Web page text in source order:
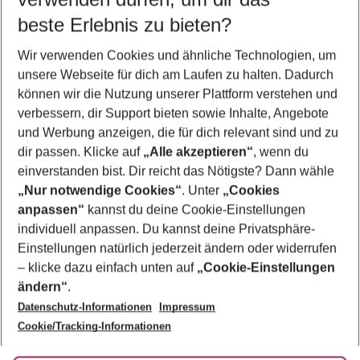
5-8 Nächte
2 Erwachsene Keine Kinder
Mehr Filter anzeigen
Footer
Footer navigation
Über uns
AGB
Bestpreisgarantie
Cookie-Einstellungen ändern
Cookie-Richtlinie
Agenturbetreuung
Barrierefreies Reisen
Folge uns
beste Erlebnis zu bieten?
Wir verwenden Cookies und ähnliche Technologien, um
unsere Webseite für dich am Laufen zu halten. Dadurch
können wir die Nutzung unserer Plattform verstehen und
verbessern, dir Support bieten sowie Inhalte, Angebote
und Werbung anzeigen, die für dich relevant sind und zu
dir passen. Klicke auf „Alle akzeptieren“, wenn du
einverstanden bist. Dir reicht das Nötigste? Dann wähle
„Nur notwendige Cookies“. Unter „Cookies
anpassen“ kannst du deine Cookie-Einstellungen
individuell anpassen. Du kannst deine Privatsphäre-
Einstellungen natürlich jederzeit ändern oder widerrufen
– klicke dazu einfach unten auf „Cookie-Einstellungen
ändern“.
Datenschutz-Informationen
Impressum
Cookie/Tracking-Informationen